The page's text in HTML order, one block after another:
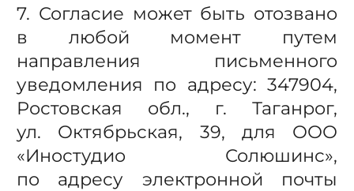
7. Согласие может быть отозвано
в любой момент путем
направления письменного
уведомления по адресу: 347904,
Ростовская обл., г. Таганрог,
ул. Октябрьская, 39, для ООО
«Иностудио Солюшинс»,
по адресу электронной почты